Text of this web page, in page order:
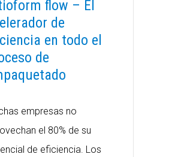
flow – El
de
en todo el
de
empresas no
el 80% de su
de eficiencia. Los